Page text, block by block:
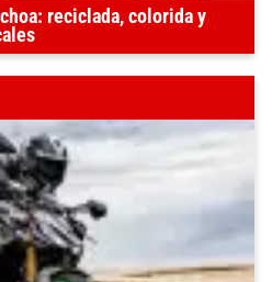
reciclada, colorida y